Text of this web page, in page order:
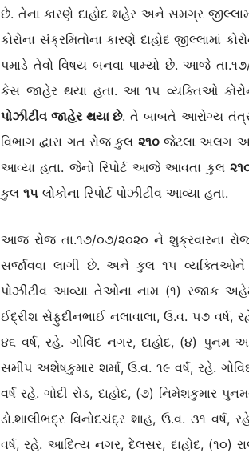
છે. તેના કારણે દાહોદ શહેર અને સમગ્ર
કોરોના સંક્રમિતોના કારણે દાહોદ જીલ્લામાં
પમાડે તેવો વિષય બનવા પામ્યો છે. આજે
કેસ જાહેર થયા હતા. આ ૧૫ વ્યક્તિઓ
પોઝીટીવ જાહેર થયા છે. તે બાબતે આરોગ્ય
વિભાગ દ્વારા ગત રોજ કુલ ૨૧૦જેટલા અલગ
આવ્યા હતા. જેનો રિપોર્ટ આજે આવતા કુલ
કુલ ૧૫ લોકોના રિપોર્ટ પોઝીટીવ આવ્યા હતા.
આજ રોજ તા.૧૭/૦૭/૨૦૨૦ ને શુક્રવારના રોજ
સર્જાવવા લાગી છે. અને કુલ ૧૫
પોઝીટીવ આવ્યા તેઓના નામ (૧) રજાક
ઈદ્રીશ સેફુદીનભાઈ નલાવાલા, ઉ.વ. ૫૭ વર્ષ,
૪૬ વર્ષ, રહે. ગોવિંદ નગર, દાહોદ, (૪) પુનમ
સમીપ અશેષકુમાર શર્મા, ઉ.વ. ૧૯ વર્ષ, રહે.
વર્ષ રહે. ગોદી રોડ, દાહોદ, (૭) નિમેશકુમાર
ડો.શાલીભદ્ર વિનોદચંદ્ર શાહ, ઉ.વ. ૩૧
વર્ષ, રહે. આદિત્ય નગર, દેલસર, દાહોદ, (૧૦)